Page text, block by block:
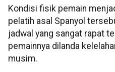
Kondisi fisik pemain
pelatih asal Spanyol
jadwal yang sangat rapat
pemainnya dilanda
musim.